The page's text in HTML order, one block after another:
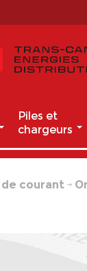
Piles et
chargeurs
courant